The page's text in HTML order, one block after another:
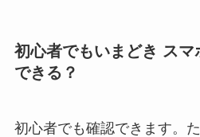
初心者でもいまどき ス
できる？
初心者でも確認できます。